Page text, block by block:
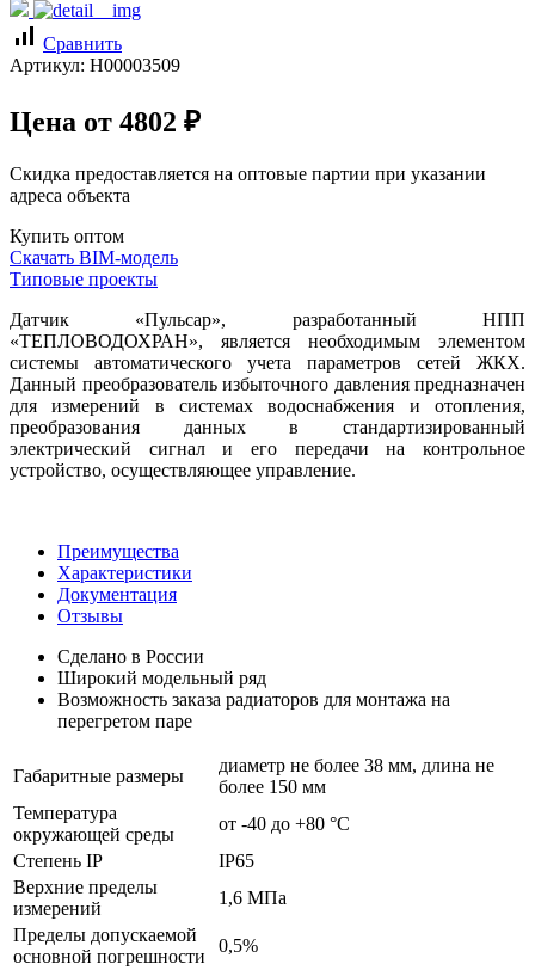
signal_cellular_alt Сравнить
Артикул: Н00003509
Цена от 4802 ₽
Скидка предоставляется на оптовые партии при указании
адреса объекта
Купить оптом
Скачать BIM-модель
Типовые проекты
Датчик «Пульсар», разработанный НПП
«ТЕПЛОВОДОХРАН», является необходимым элементом
системы автоматического учета параметров сетей ЖКХ.
Данный преобразователь избыточного давления предназначен
для измерений в системах водоснабжения и отопления,
преобразования данных в стандартизированный
электрический сигнал и его передачи на контрольное
устройство, осуществляющее управление.
Преимущества
Характеристики
Документация
Отзывы
Сделано в России
Широкий модельный ряд
Возможность заказа радиаторов для монтажа на
перегретом паре
Габаритные размеры
диаметр не более 38 мм, длина не
более 150 мм
Температура
окружающей среды
от -40 до +80 °С
Степень IP
IP65
Верхние пределы
измерений
1,6 МПа
Пределы допускаемой
основной погрешности
0,5%